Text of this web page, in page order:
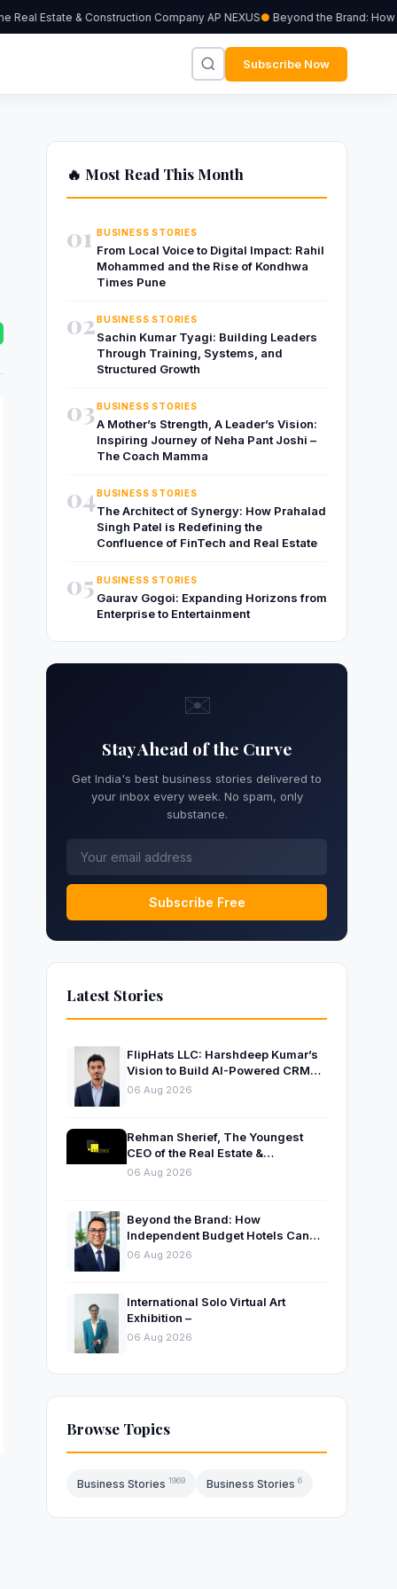
Estate & Construction Company AP NEXUS Beyond the Brand: How
Subscribe Now
🔥 Most Read This Month
01 BUSINESS STORIES
From Local Voice to Digital Impact: Rahil
Mohammed and the Rise of Kondhwa
Times Pune
02BUSINESS STORIES
Sachin Kumar Tyagi: Building Leaders
Through Training, Systems, and
Structured Growth
03BUSINESS STORIES
A Mother’s Strength, A Leader’s Vision:
Inspiring Journey of Neha Pant Joshi –
The Coach Mamma
04BUSINESS STORIES
The Architect of Synergy: How Prahalad
Singh Patel is Redefining the
Confluence of FinTech and Real Estate
05 BUSINESS STORIES
Gaurav Gogoi: Expanding Horizons from
Enterprise to Entertainment
✉️
Stay Ahead of the Curve
Get India's best business stories delivered to
your inbox every week. No spam, only
substance.
Subscribe Free
Latest Stories
FlipHats LLC: Harshdeep Kumar’s
Vision to Build AI-Powered CRM
Solutions for Modern Businesses
06 Aug 2026
Rehman Sherief, The Youngest
CEO of the Real Estate &
Construction Company AP NEXUS
06 Aug 2026
Beyond the Brand: How
Independent Budget Hotels Can
Thrive in India’s Evolving
06 Aug 2026
International Solo Virtual Art
Exhibition –
06 Aug 2026
Browse Topics
Business Stories 1969 Business Stories 6